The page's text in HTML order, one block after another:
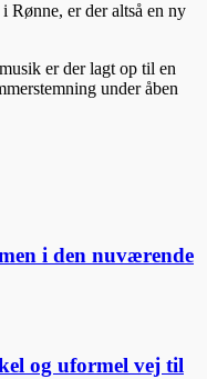
Rønne, er der altså en ny
er der lagt op til en
under åben
i den nuværende
og uformel vej til